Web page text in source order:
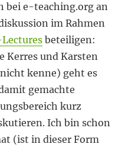
bei e-teaching.org an
im Rahmen
beteiligen:
Kerres und Karsten
kenne) geht es
gemachte
kurz
Ich bin schon
(ist in dieser Form